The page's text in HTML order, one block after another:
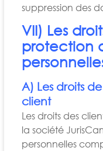
suppression des
VII) Les
protection
A) Les droits
client
Les droits des
la société
personnelles